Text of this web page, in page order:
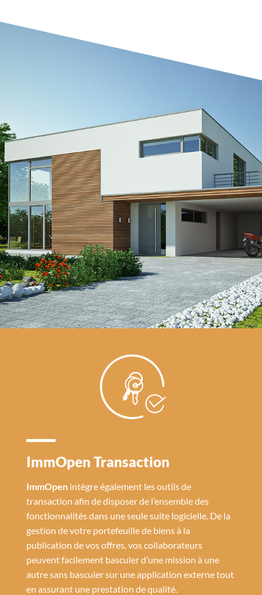
ImmOpen Transaction
ImmOpenintègre également les outils de
transaction afin de disposer de l’ensemble des
fonctionnalités dans une seule suite logicielle. De la
gestion de votre portefeuille de biens à la
publication de vos offres, vos collaborateurs
peuvent facilement basculer d’une mission à une
autre sans basculer sur une application externe tout
en assurant une prestation de qualité.